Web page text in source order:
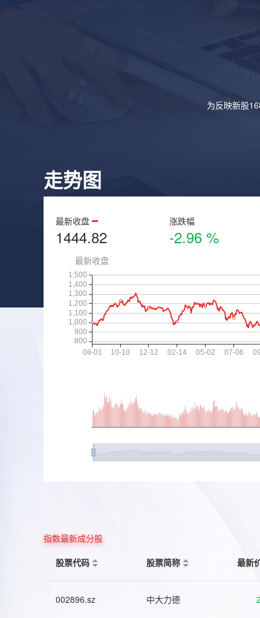
为反映新股
走势图
最新收盘
1444.82
涨跌幅
-2.96 %
指数最新成分股
股票代码
股票简称 最新
002896.sz 中大力德